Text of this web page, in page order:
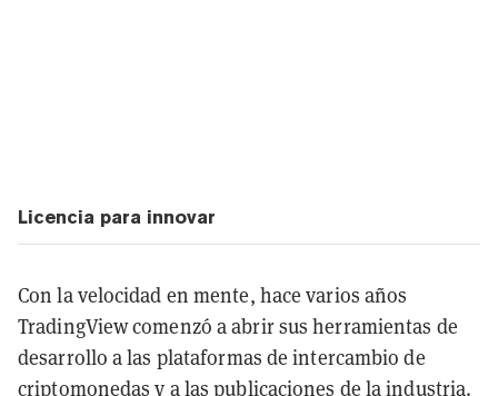
Licencia para innovar
Con la velocidad en mente, hace varios años
TradingView comenzó a abrir sus herramientas de
desarrollo a las plataformas de intercambio de
criptomonedas y a las publicaciones de la industria.